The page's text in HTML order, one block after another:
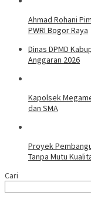
Ahmad Rohani
PWRI Bogor Raya
Dinas DPMD
Anggaran 2026
Kapolsek
dan SMA
Proyek
Tanpa Mutu
Cari